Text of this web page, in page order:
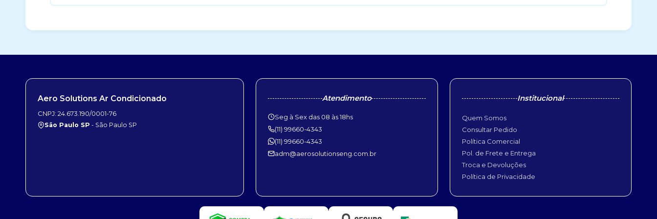
Aero Solutions Ar Condicionado
CNPJ: 24.673.190/0001-76
São Paulo SP - São Paulo SP
Atendimento
Seg à Sex das 08 às 18hs
(11) 99660-4343
(11) 99660-4343
adm@aerosolutionseng.com.br
Institucional
Quem Somos
Consultar Pedido
Política Comercial
Pol. de Frete e Entrega
Troca e Devoluções
Política de Privacidade